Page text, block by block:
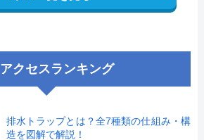
アクセスランキング
排水トラップとは？全7種類の仕組み・構
造を図解で解説！